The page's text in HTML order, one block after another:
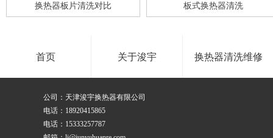
换热器板片清洗对比 板式换热器清洗
公司：天津浚宇换热器有限公司
电话：18920415865
电话：15333257787
首页 关于浚宇 换热器清洗维修